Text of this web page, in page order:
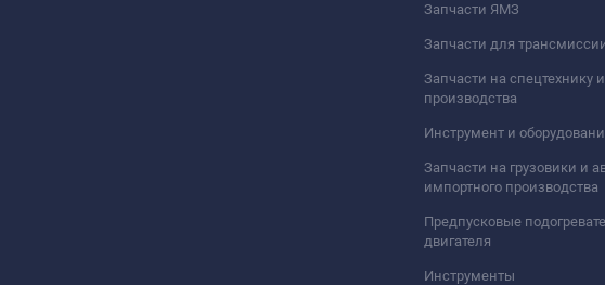
Запчасти ЯМЗ
Запчасти для
Запчасти на спецтехнику
производства
Инструмент и
Запчасти на грузовики и
импортного производства
Предпусковые
двигателя
Инструменты